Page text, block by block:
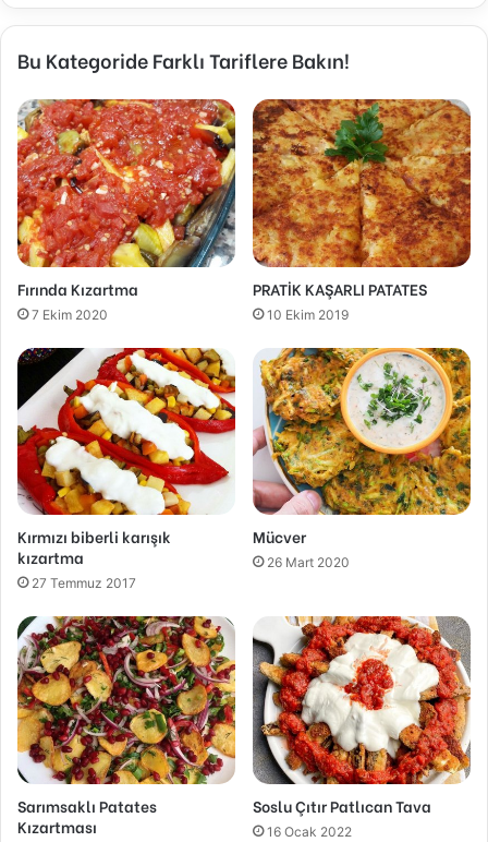
Bu Kategoride Farklı Tariflere Bakın!
Fırında Kızartma
7 Ekim 2020
PRATİK KAŞARLI PATATES
10 Ekim 2019
Kırmızı biberli karışık
kızartma
27 Temmuz 2017
Mücver
26 Mart 2020
Sarımsaklı Patates
Kızartması
Soslu Çıtır Patlıcan Tava
16 Ocak 2022